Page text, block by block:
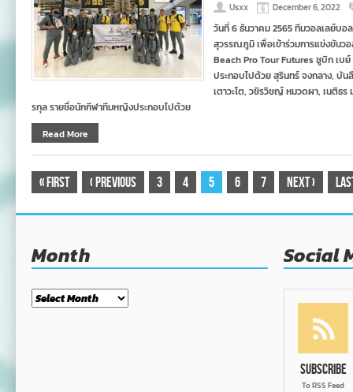
Usxx December 6, 2022
วันที่ 6 ธันวาคม 2565 ทีมวอลเลย์บอ
สุวรรณภูมิ เพื่อเข้าร่วมการแข่งขัน
Beach Pro Tour Futures ซูบิก เบ
ประกอบไปด้วย สุรินทร์ จงกลาง, บั
เตาวะโต, วชิรวิชญ์ หมวดผา, เนติธ
รกุล รายชื่อนักกีฬาทีมหญิงประกอบไปด้วย
Read More
« First ‹ Previous 3 4 5 6 7 Next›
Month
Month
Social
Subscribe
To RSS Feed